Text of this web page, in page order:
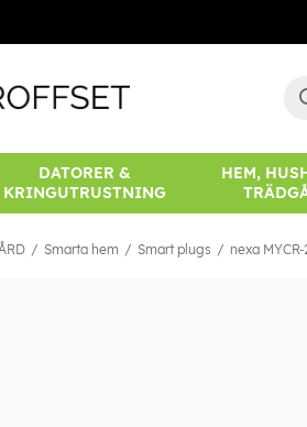
DATORER &
KRINGUTRUSTNING
HEM,
Smarta hem Smart plugs nexa